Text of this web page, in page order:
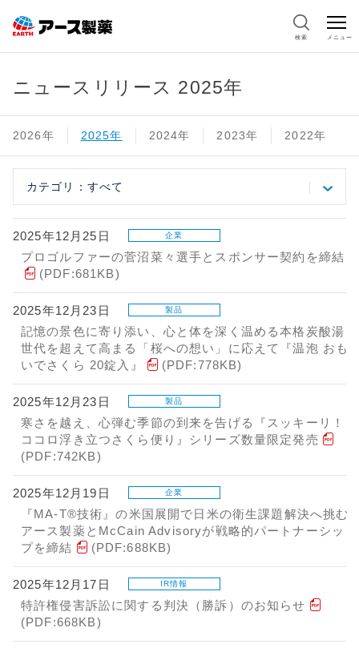
検索 メニュー
ニュースリリース 2025年
2026年 2025年 2024年 2023年 2022年
カテゴリ：すべて
2025年12月25日 企業
プロゴルファーの菅沼菜々選手とスポンサー契約を締結
(PDF:681KB)
2025年12月23日 製品
記憶の景色に寄り添い、心と体を深く温める本格炭酸湯
世代を超えて高まる「桜への想い」に応えて『温泡 おも
いでさくら 20錠入』
(PDF:778KB)
2025年12月23日 製品
寒さを越え、心弾む季節の到来を告げる『スッキーリ！
ココロ浮き立つさくら便り』シリーズ数量限定発売
(PDF:742KB)
2025年12月19日 企業
『MA-T®技術』の米国展開で日米の衛生課題解決へ挑む
アース製薬とMcCain Advisoryが戦略的パートナーシッ
プを締結
(PDF:688KB)
2025年12月17日 IR情報
特許権侵害訴訟に関する判決（勝訴）のお知らせ
(PDF:668KB)